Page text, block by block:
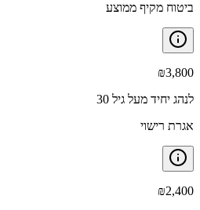
ביטוח מקיף ממוצע
₪3,800
לנהג יחיד מעל גיל 30
אגרת רישוי
₪2,400